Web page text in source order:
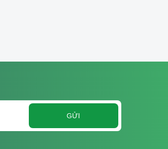
GỬI